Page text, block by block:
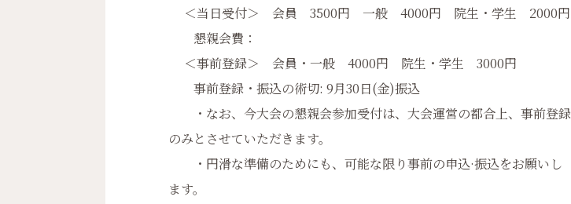
＜当日受付＞ 会員 3500円 一般 4000円 院生・学生 2000円
懇親会費：
＜事前登録＞ 会員・一般 4000円 院生・学生 3000円
事前登録・振込の術切: 9月30日(金)振込
・なお、今大会の懇親会参加受付は、大会運営の都合上、事前登録
のみとさせていただきます。
・円滑な準備のためにも、可能な限り事前の申込·振込をお願いし
ます。